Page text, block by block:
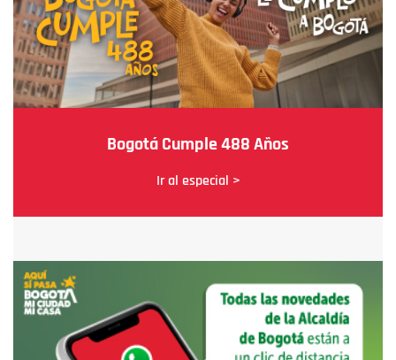
Bogotá Cumple 488 Años
Ir al especial >